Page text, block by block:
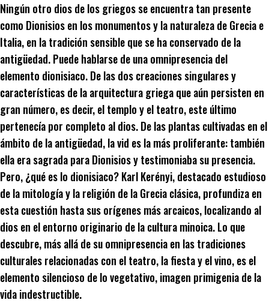
Ningún otro dios de los griegos se encuentra tan presente
como Dionisios en los monumentos y la naturaleza de Grecia e
Italia, en la tradición sensible que se ha conservado de la
antigüedad. Puede hablarse de una omnipresencia del
elemento dionisiaco. De las dos creaciones singulares y
características de la arquitectura griega que aún persisten en
gran número, es decir, el templo y el teatro, este último
pertenecía por completo al dios. De las plantas cultivadas en el
ámbito de la antigüedad, la vid es la más proliferante: también
ella era sagrada para Dionisios y testimoniaba su presencia.
Pero, ¿qué es lo dionisiaco? Karl Kerényi, destacado estudioso
de la mitología y la religión de la Grecia clásica, profundiza en
esta cuestión hasta sus orígenes más arcaicos, localizando al
dios en el entorno originario de la cultura minoica. Lo que
descubre, más allá de su omnipresencia en las tradiciones
culturales relacionadas con el teatro, la fiesta y el vino, es el
elemento silencioso de lo vegetativo, imagen primigenia de la
vida indestructible.